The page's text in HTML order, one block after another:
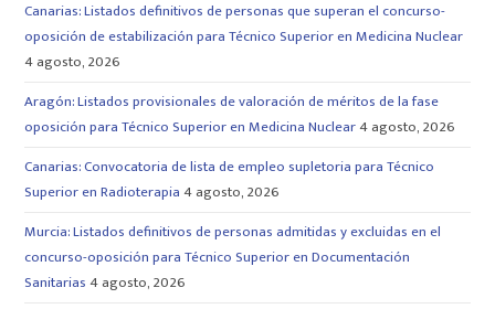
Canarias: Listados definitivos de personas que superan el concurso-
oposición de estabilización para Técnico Superior en Medicina Nuclear
4 agosto, 2026
Aragón: Listados provisionales de valoración de méritos de la fase
oposición para Técnico Superior en Medicina Nuclear4 agosto, 2026
Canarias: Convocatoria de lista de empleo supletoria para Técnico
Superior en Radioterapia 4 agosto, 2026
Murcia: Listados definitivos de personas admitidas y excluidas en el
concurso-oposición para Técnico Superior en Documentación
Sanitarias 4 agosto, 2026